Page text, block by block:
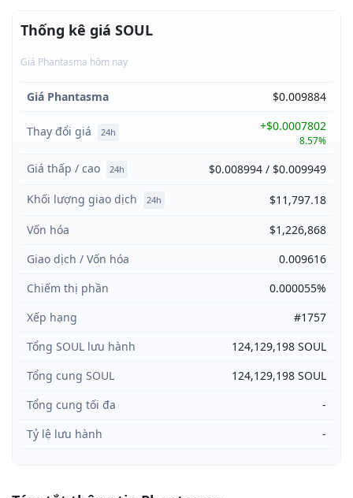
Thống kê giá SOUL
Giá Phantasma hôm nay
Giá Phantasma $0.009884
Thay đổi giá 24h +$0.0007802
8.57%
Giá thấp / cao 24h
$0.008994 / $0.009949
Khối lượng giao dịch
24h
$11,797.18
Vốn hóa
$1,226,868
Giao dịch / Vốn hóa
0.009616
Chiếm thị phần
0.000055%
Xếp hạng
#1757
Tổng SOUL lưu hành
124,129,198 SOUL
Tổng cung SOUL
124,129,198 SOUL
Tổng cung tối đa
-
Tỷ lệ lưu hành
-